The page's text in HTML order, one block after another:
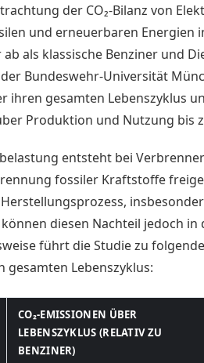
der CO₂-Bilanz von
und erneuerbaren Energien
als klassische Benziner und
Bundeswehr-Universität
ihren gesamten Lebenszyklus
Produktion und Nutzung bis
entsteht bei
fossiler Kraftstoffe
diesen Nachteil jedoch
führt die Studie zu
gesamten Lebenszyklus:
CO₂-EMISSIONEN ÜBER
LEBENSZYKLUS (RELATIV ZU
BENZINER)